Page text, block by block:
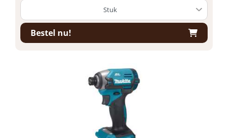
Bestel nu!